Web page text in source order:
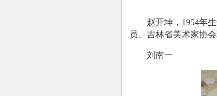
赵开坤，1954年生
员、吉林省美术家协
刘南一